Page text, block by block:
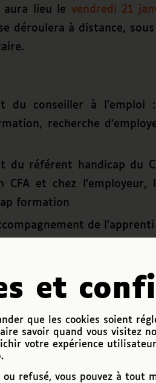
et
que les cookies soient
savoir quand vous visitez
votre expérience
ou refusé, vous pouvez à tout
aura lieu le vendredi 21
déroulera à distance,
du conseiller à l’emploi
recherche
du référent handicap du
CFA et chez
formation
de l’apprenti